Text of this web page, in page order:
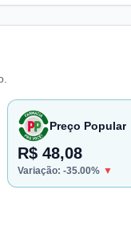
Preço Popular
R$ 48,08
Variação: -35.00% ▼